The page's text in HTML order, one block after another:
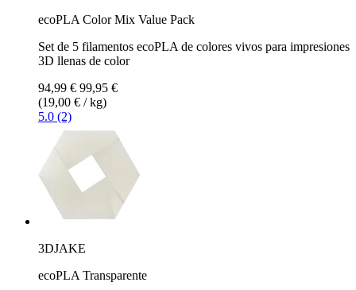
ecoPLA Color Mix Value Pack
Set de 5 filamentos ecoPLA de colores vivos para impresiones
3D llenas de color
94,99 € 99,95 €
(19,00 € / kg)
5.0 (2)
3DJAKE
ecoPLA Transparente